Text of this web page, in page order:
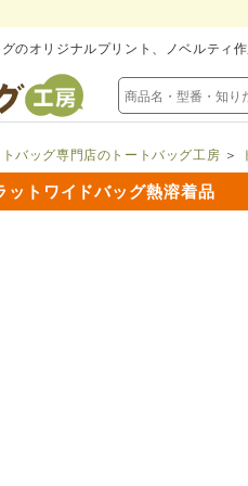
のオリジナルプリント、ノベルティ
バッグ専門店のトートバッグ工房 ＞
ットワイドバッグ熱溶着品